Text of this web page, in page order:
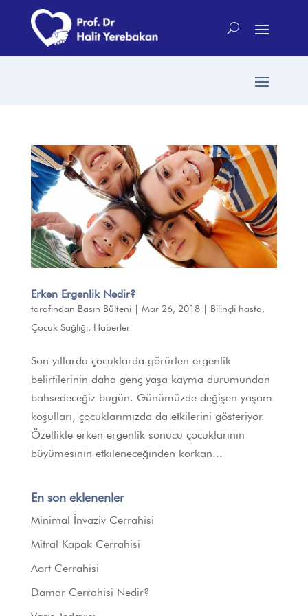
Erken Ergenlik Nedir?
tarafından Basın Bülteni| Mar 26, 2018| Bilinçli hasta,
Çocuk Sağlığı, Haberler
Son yıllarda çocuklarda görürlen ergenlik
belirtilerinin daha genç yaşa kayma durumundan
bahsedeceğiz bugün. Günümüzde değişen yaşam
koşulları, çocuklarımızda da etkilerini gösteriyor.
Özellikle erken ergenlik sonucu çocuklarının
büyümesinin etkileneceğinden korkan...
En son eklenenler
Minimal İnvaziv Cerrahisi
Mitral Kapak Cerrahisi
Aort Cerrahisi
Damar Cerrahisi Nedir?